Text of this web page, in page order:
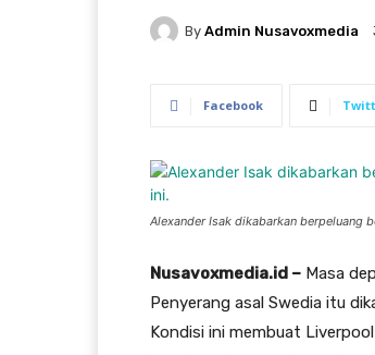
By Admin Nusavoxmedia
Facebook
Alexander Isak dikabarkan berpeluang
Nusavoxmedia.id – Masa
Penyerang asal Swedia itu
Kondisi ini membuat